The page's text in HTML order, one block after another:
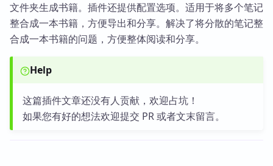
文件夹生成书籍。插件还提供配置选项。适用于将多个笔记
整合成一本书籍，方便导出和分享。解决了将分散的笔记整
合成一本书籍的问题，方便整体阅读和分享。
Help
这篇插件文章还没有人贡献，欢迎占坑！
如果您有好的想法欢迎提交 PR 或者文末留言。